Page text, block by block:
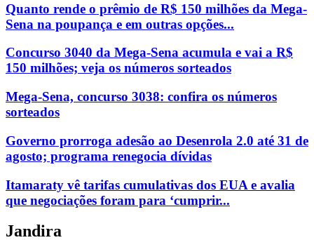
Quanto rende o prêmio de R$ 150 milhões da Mega-
Sena na poupança e em outras opções...
Concurso 3040 da Mega-Sena acumula e vai a R$
150 milhões; veja os números sorteados
Mega-Sena, concurso 3038: confira os números
sorteados
Governo prorroga adesão ao Desenrola 2.0 até 31 de
agosto; programa renegocia dívidas
Itamaraty vê tarifas cumulativas dos EUA e avalia
que negociações foram para ‘cumprir...
Jandira